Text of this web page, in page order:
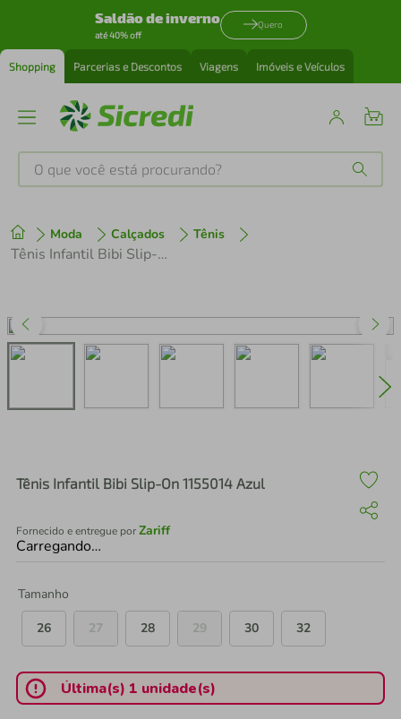
Saldão de inverno
até 40% off
Quero
Shopping Parcerias e Descontos Viagens Imóveis e Veículos
O que você está procurando?
Moda Calçados Tênis
Tênis Infantil Bibi Slip-On 1155014 Azul
Tênis Infantil Bibi Slip-On 1155014 Azul
Fornecido e entregue porZariff
Carregando…
Tamanho
26
27 28 29 30 32
Última(s) 1 unidade(s)
1º tenis
perfume